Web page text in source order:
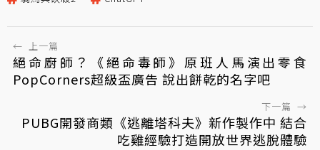
← 上一篇
絕命廚師？《絕命毒師》原班人馬演出零食
PopCorners超級盃廣告 說出餅乾的名字吧
下一篇 →
PUBG開發商類《逃離塔科夫》新作製作中 結合
吃雞經驗打造開放世界逃脫體驗